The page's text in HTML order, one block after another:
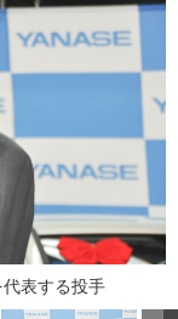
表する投手